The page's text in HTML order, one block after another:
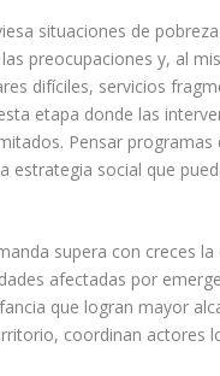
situaciones de
preocupaciones y, al
difíciles, servicios
etapa donde las
Pensar
estrategia social que
supera con creces
afectadas por
que logran mayor
coordinan actores